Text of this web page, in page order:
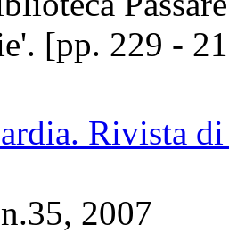
[pp. 229 -
Rivista
2007